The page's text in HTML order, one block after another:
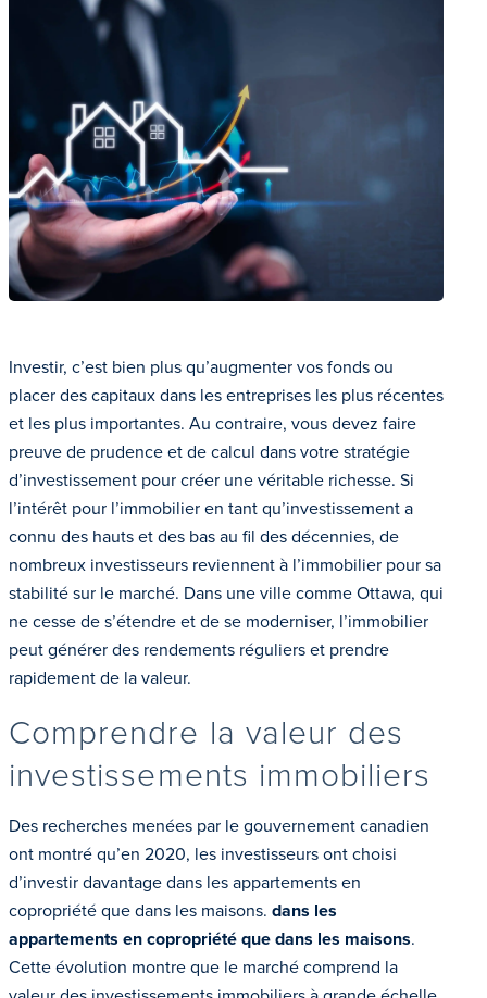
Investir, c’est bien plus qu’augmenter vos fonds ou
placer des capitaux dans les entreprises les plus récentes
et les plus importantes. Au contraire, vous devez faire
preuve de prudence et de calcul dans votre stratégie
d’investissement pour créer une véritable richesse. Si
l’intérêt pour l’immobilier en tant qu’investissement a
connu des hauts et des bas au fil des décennies, de
nombreux investisseurs reviennent à l’immobilier pour sa
stabilité sur le marché. Dans une ville comme Ottawa, qui
ne cesse de s’étendre et de se moderniser, l’immobilier
peut générer des rendements réguliers et prendre
rapidement de la valeur.
Comprendre la valeur des
investissements immobiliers
Des recherches menées par le gouvernement canadien
ont montré qu’en 2020, les investisseurs ont choisi
d’investir davantage dans les appartements en
copropriété que dans les maisons. dans les
appartements en copropriété que dans les maisons.
Cette évolution montre que le marché comprend la